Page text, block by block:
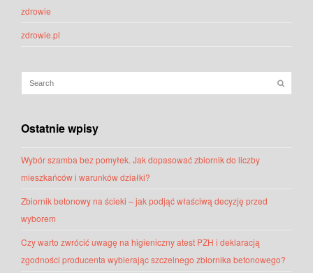
zdrowie
zdrowie.pl
Ostatnie wpisy
Wybór szamba bez pomyłek. Jak dopasować zbiornik do liczby
mieszkańców i warunków działki?
Zbiornik betonowy na ścieki – jak podjąć właściwą decyzję przed
wyborem
Czy warto zwrócić uwagę na higieniczny atest PZH i deklaracją
zgodności producenta wybierając szczelnego zbiornika betonowego?